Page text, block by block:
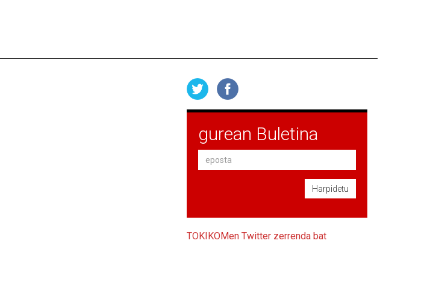
gurean Buletina
Harpidetu
TOKIKOMen Twitter zerrenda bat